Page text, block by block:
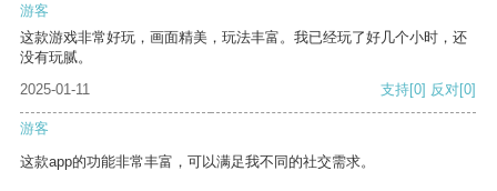
游客
这款游戏非常好玩，画面精美，玩法丰富。我已经玩了好几个小时，还
没有玩腻。
2025-01-11
支持[0] 反对[0]
游客
这款app的功能非常丰富，可以满足我不同的社交需求。